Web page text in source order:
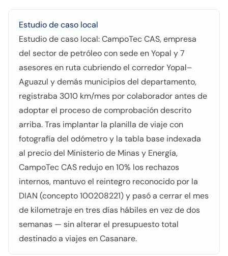
Estudio de caso local
Estudio de caso local: CampoTec CAS, empresa
del sector de petróleo con sede en Yopal y 7
asesores en ruta cubriendo el corredor Yopal–
Aguazul y demás municipios del departamento,
registraba 3010 km/mes por colaborador antes de
adoptar el proceso de comprobación descrito
arriba. Tras implantar la planilla de viaje con
fotografía del odómetro y la tabla base indexada
al precio del Ministerio de Minas y Energía,
CampoTec CAS redujo en 10% los rechazos
internos, mantuvo el reintegro reconocido por la
DIAN (concepto 100208221) y pasó a cerrar el mes
de kilometraje en tres días hábiles en vez de dos
semanas — sin alterar el presupuesto total
destinado a viajes en Casanare.